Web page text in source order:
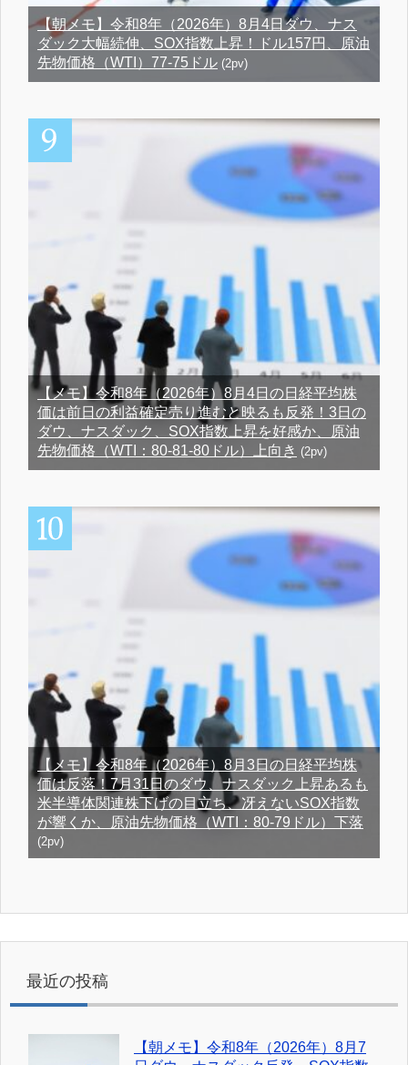
【朝メモ】令和8年（2026年）8月4日ダウ、ナス
ダック大幅続伸、SOX指数上昇！ドル157円、原油
先物価格（WTI）77-75ドル (2pv)
【メモ】令和8年（2026年）8月4日の日経平均株
価は前日の利益確定売り進むと映るも反発！3日の
ダウ、ナスダック、SOX指数上昇を好感か、原油
先物価格（WTI：80-81-80ドル）上向き (2pv)
【メモ】令和8年（2026年）8月3日の日経平均株
価は反落！7月31日のダウ、ナスダック上昇あるも
米半導体関連株下げの目立ち、冴えないSOX指数
が響くか、原油先物価格（WTI：80-79ドル）下落
(2pv)
最近の投稿
【朝メモ】令和8年（2026年）8月7